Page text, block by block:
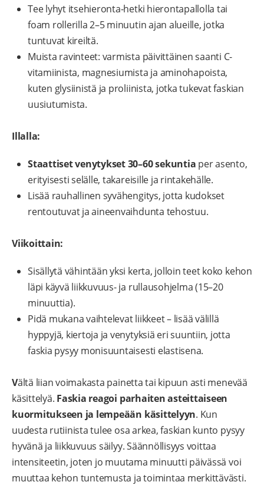
Tee lyhyt itsehieronta-hetki hierontapallolla tai
foam rollerilla 2–5 minuutin ajan alueille, jotka
tuntuvat kireiltä.
Muista ravinteet: varmista päivittäinen saanti C-
vitamiinista, magnesiumista ja aminohapoista,
kuten glysiinistä ja proliinista, jotka tukevat faskian
uusiutumista.
Illalla:
Staattiset venytykset 30–60 sekuntia per asento,
erityisesti selälle, takareisille ja rintakehälle.
Lisää rauhallinen syvähengitys, jotta kudokset
rentoutuvat ja aineenvaihdunta tehostuu.
Viikoittain:
Sisällytä vähintään yksi kerta, jolloin teet koko kehon
läpi käyvä liikkuvuus- ja rullausohjelma (15–20
minuuttia).
Pidä mukana vaihtelevat liikkeet – lisää välillä
hyppyjä, kiertoja ja venytyksiä eri suuntiin, jotta
faskia pysyy monisuuntaisesti elastisena.
Vältä liian voimakasta painetta tai kipuun asti menevää
käsittelyä. Faskia reagoi parhaiten asteittaiseen
kuormitukseen ja lempeään käsittelyyn. Kun
uudesta rutiinista tulee osa arkea, faskian kunto pysyy
hyvänä ja liikkuvuus säilyy. Säännöllisyys voittaa
intensiteetin, joten jo muutama minuutti päivässä voi
muuttaa kehon tuntemusta ja toimintaa merkittävästi.